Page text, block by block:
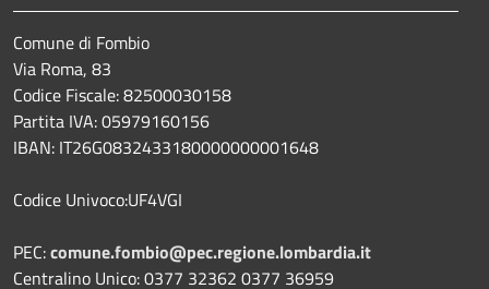
Comune di Fombio
Via Roma, 83
Codice Fiscale: 82500030158
Partita IVA: 05979160156
IBAN: IT26G0832433180000000001648
Codice Univoco:UF4VGI
PEC:comune.fombio@pec.regione.lombardia.it
Centralino Unico: 0377 32362 0377 36959